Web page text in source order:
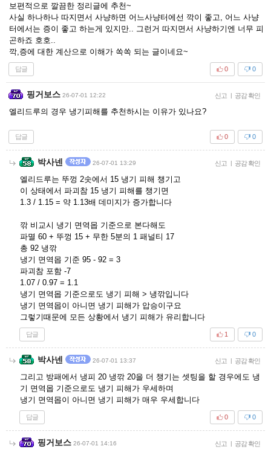
보편적으로 깔끔한 정리글에 추천~
사실 하나하나 따지면서 사냥하면 어느사냥터에선 깍이 좋고, 어느 사냥
터에서는 증이 좋고 하는게 있지만.. 그런거 따지면서 사냥하기엔 너무 피
곤하죠 호호..
깍,증에 대한 계산으로 이해가 쏙쏙 되는 글이네요~
답글 0
0
핑거보스 26-07-01 12:22 신고 | 공감 확인
엘리드루의 경우 냉기피해를 추천하시는 이유가 있나요?
답글 0
0
박사넨 26-07-01 13:29 신고 | 공감 확인
엘리드루는 뚜껑 2솟에서 15 냉기 피해 챙기고
이 상태에서 파괴참 15 냉기 피해를 챙기면
1.3 / 1.15 = 약 1.13배 데미지가 증가합니다
깎 비교시 냉기 면역몹 기준으로 본다해도
파멸 60 + 뚜껑 15 + 무한 5분의 1 패널티 17
총 92 냉깎
냉기 면역몹 기준 95 - 92 = 3
파괴참 포함 -7
1.07 / 0.97 = 1.1
냉기 면역몹 기준으로도 냉기 피해 > 냉깎입니다
냉기 면역몹이 아니면 냉기 피해가 압승이구요
그렇기때문에 모든 상황에서 냉기 피해가 유리합니다
답글 0
1
박사넨 26-07-01 13:37 신고 | 공감 확인
그리고 방패에서 냉피 20 냉깎 20을 더 챙기는 셋팅을 할 경우에도 냉
기 면역몹 기준으로도 냉기 피해가 우세하며
냉기 면역몹이 아니면 냉기 피해가 매우 우세합니다
답글 0
0
핑거보스 26-07-01 14:16 신고 | 공감 확인